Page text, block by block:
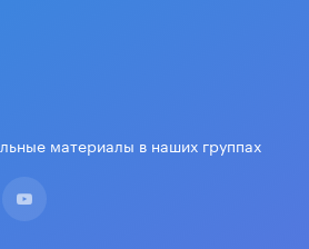
материалы в наших группах